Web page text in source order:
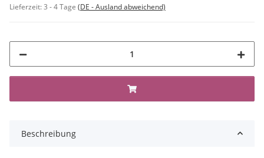
Lieferzeit:3 - 4 Tage (DE - Ausland abweichend)
Beschreibung